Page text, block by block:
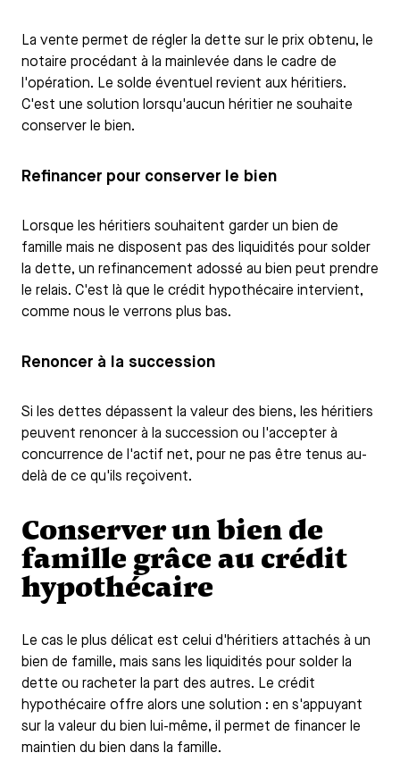
La vente permet de régler la dette sur le prix obtenu, le
notaire procédant à la mainlevée dans le cadre de
l'opération. Le solde éventuel revient aux héritiers.
C'est une solution lorsqu'aucun héritier ne souhaite
conserver le bien.
Refinancer pour conserver le bien
Lorsque les héritiers souhaitent garder un bien de
famille mais ne disposent pas des liquidités pour solder
la dette, un refinancement adossé au bien peut prendre
le relais. C'est là que le crédit hypothécaire intervient,
comme nous le verrons plus bas.
Renoncer à la succession
Si les dettes dépassent la valeur des biens, les héritiers
peuvent renoncer à la succession ou l'accepter à
concurrence de l'actif net, pour ne pas être tenus au-
delà de ce qu'ils reçoivent.
Conserver un bien de
famille grâce au crédit
hypothécaire
Le cas le plus délicat est celui d'héritiers attachés à un
bien de famille, mais sans les liquidités pour solder la
dette ou racheter la part des autres. Le crédit
hypothécaire offre alors une solution : en s'appuyant
sur la valeur du bien lui-même, il permet de financer le
maintien du bien dans la famille.